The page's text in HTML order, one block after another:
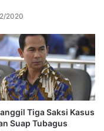
2020
Tiga Saksi Kasus
Suap Tubagus